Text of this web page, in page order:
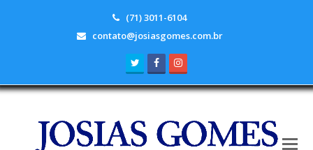
(71) 3011-6104
contato@josiasgomes.com.br
TwitterFacebook